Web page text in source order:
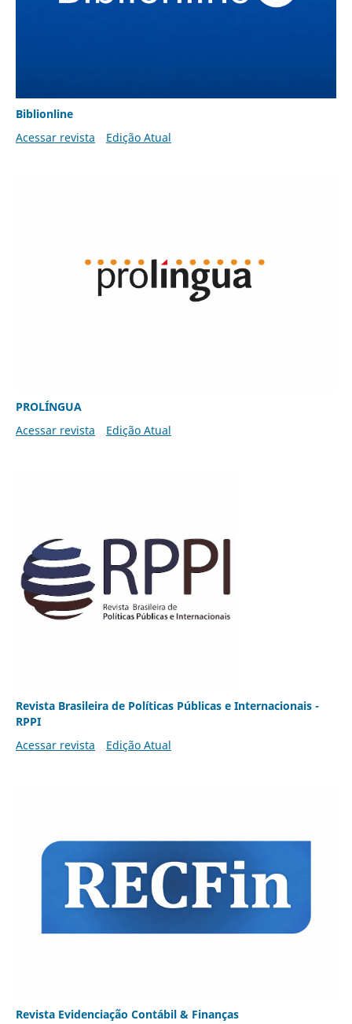
Biblionline
Acessar revista
Edição Atual
PROLÍNGUA
Acessar revista
Edição Atual
Revista Brasileira de Políticas Públicas e Internacionais -
RPPI
Acessar revista
Edição Atual
Revista Evidenciação Contábil & Finanças